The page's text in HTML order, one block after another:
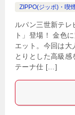
ZIPPO(ジッポ)・喫
ルパン三世新テレ
ト」登場！ 金色
エット。今回は大
とりとした高級
テーナ仕 […]